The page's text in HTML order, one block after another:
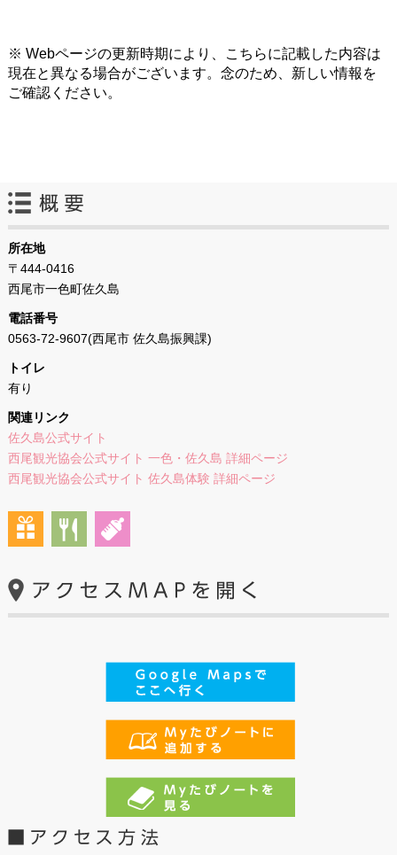
※ Webページの更新時期により、こちらに記載した内容は
現在と異なる場合がございます。念のため、新しい情報を
ご確認ください。
所在地
〒444-0416
西尾市一色町佐久島
電話番号
0563-72-9607(西尾市 佐久島振興課)
トイレ
有り
関連リンク
佐久島公式サイト
西尾観光協会公式サイト 一色・佐久島 詳細ページ
西尾観光協会公式サイト 佐久島体験 詳細ページ